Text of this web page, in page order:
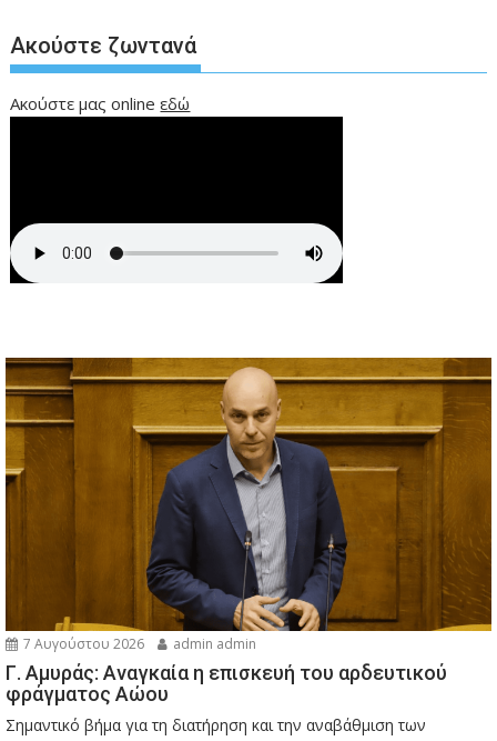
Ακούστε ζωντανά
Ακούστε μας onlineεδώ
7 Αυγούστου 2026 admin admin
Γ. Αμυράς: Αναγκαία η επισκευή του αρδευτικού
φράγματος Αώου
Σημαντικό βήμα για τη διατήρηση και την αναβάθμιση των